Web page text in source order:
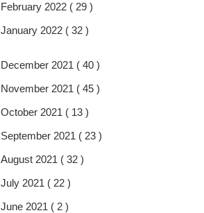
February 2022 ( 29 )
January 2022 ( 32 )
December 2021 ( 40 )
November 2021 ( 45 )
October 2021 ( 13 )
September 2021 ( 23 )
August 2021 ( 32 )
July 2021 ( 22 )
June 2021 ( 2 )